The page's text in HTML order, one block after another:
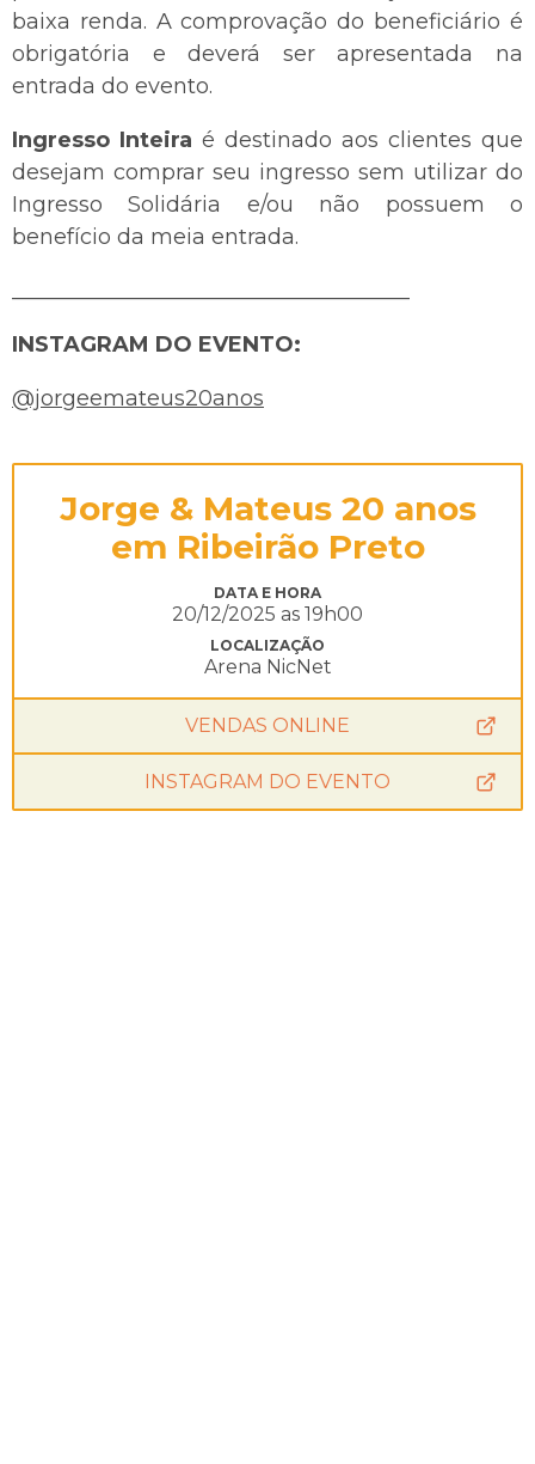
baixa renda. A comprovação do beneficiário é
obrigatória e deverá ser apresentada na
entrada do evento.
Ingresso Inteira é destinado aos clientes que
desejam comprar seu ingresso sem utilizar do
Ingresso Solidária e/ou não possuem o
benefício da meia entrada.
INSTAGRAM DO EVENTO:
@jorgeemateus20anos
Jorge & Mateus 20 anos
em Ribeirão Preto
DATA E HORA
20/12/2025 as 19h00
LOCALIZAÇÃO
Arena NicNet
VENDAS ONLINE
INSTAGRAM DO EVENTO